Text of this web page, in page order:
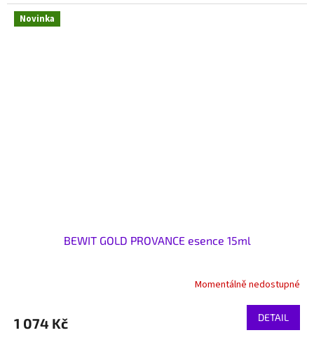
Novinka
BEWIT GOLD PROVANCE esence 15ml
Momentálně nedostupné
1 074 Kč DETAIL